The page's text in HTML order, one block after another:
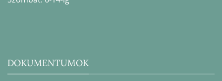
DOKUMENTUMOK